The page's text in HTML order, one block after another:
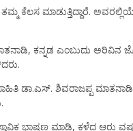
ಕೆಲಸ ಮಾಡುತ್ತಿದ್ದಾರೆ.
ಕನ್ನಡ ಎಂಬುದು
ಡಾ.ಎಸ್. ಶಿವರಾಜಪ್ಪ
ಭಾಷಣ ಮಾಡಿ, ಕಳೆದ